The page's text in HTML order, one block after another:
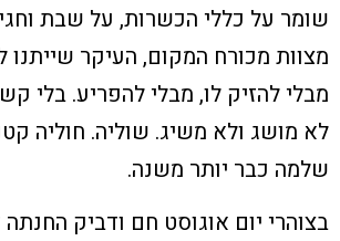
שומר על כללי הכשרות, על שבת
מצוות מכורח המקום, העיקר שייתנו
מבלי להזיק לו, מבלי להפריע. בלי
לא מושג ולא משיג. שוליה. חוליה
שלמה כבר יותר משנה.
בצוהרי יום אוגוסט חם ודביק